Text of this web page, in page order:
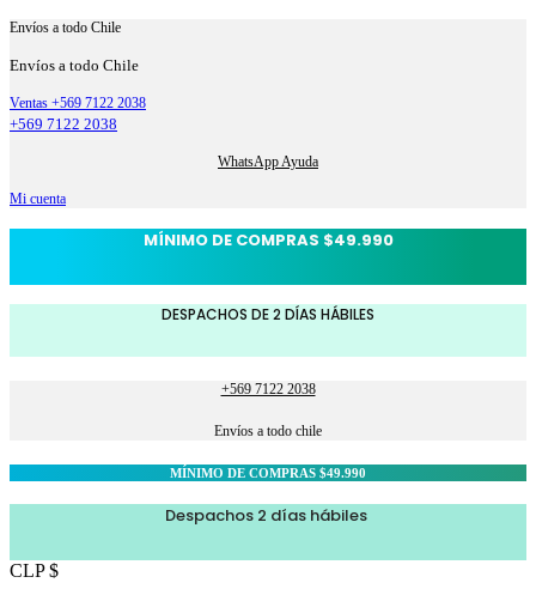
Envíos a todo Chile
Envíos a todo Chile
Ventas +569 7122 2038
+569 7122 2038
WhatsApp Ayuda
Mi cuenta
MÍNIMO DE COMPRAS $49.990
DESPACHOS DE 2 DÍAS HÁBILES
+569 7122 2038
Envíos a todo chile
MÍNIMO DE COMPRAS $49.990
Despachos 2 días hábiles
CLP $